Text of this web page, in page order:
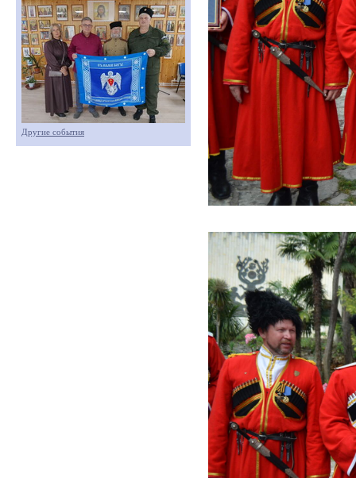
Другие события